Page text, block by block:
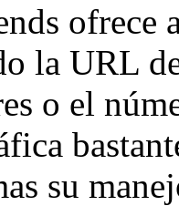
ofrece
la URL
o el
su